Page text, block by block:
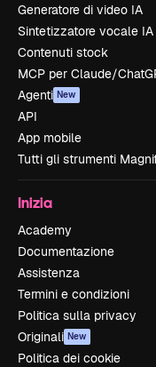
Generatore di video IA
Sintetizzatore vocale IA
Contenuti stock
MCP per Claude/
Agenti New
API
App mobile
Tutti gli strumenti
Inizia
Academy
Documentazione
Assistenza
Termini e condizioni
Politica sulla privacy
Originali New
Politica dei cookie